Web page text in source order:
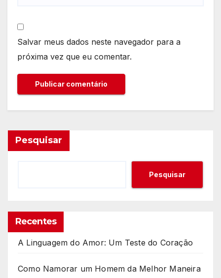
Salvar meus dados neste navegador para a
próxima vez que eu comentar.
Pesquisar
Pesquisar
Recentes
A Linguagem do Amor: Um Teste do Coração
Como Namorar um Homem da Melhor Maneira